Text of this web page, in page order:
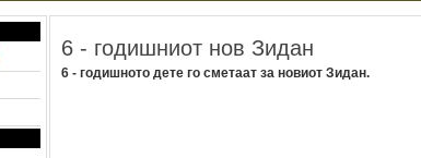
6 - годишниот нов Зидан
6 - годишното дете го сметаат за новиот Зидан.